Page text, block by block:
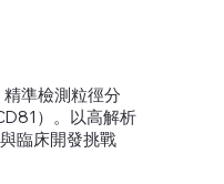
準檢測粒徑分
）。以高解析
臨床開發挑戰